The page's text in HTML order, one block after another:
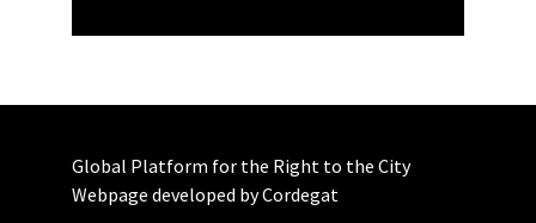
Global Platform for the Right to the City
Webpage developed by Cordegat